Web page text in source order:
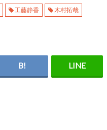
工藤静香 木村拓哉